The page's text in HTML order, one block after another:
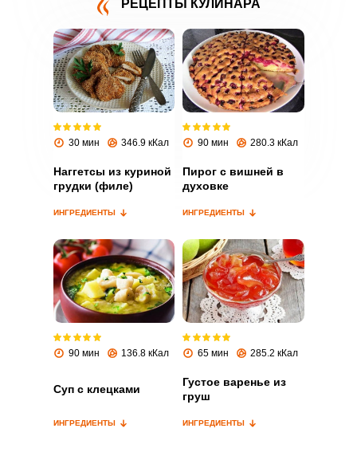
РЕЦЕПТЫ КУЛИНАРА
30 мин 346.9 кКал
Наггетсы из куриной
грудки (филе)
ИНГРЕДИЕНТЫ
90 мин 280.3 кКал
Пирог с вишней в
духовке
ИНГРЕДИЕНТЫ
90 мин 136.8 кКал
Суп с клецками
ИНГРЕДИЕНТЫ
65 мин 285.2 кКал
Густое варенье из
груш
ИНГРЕДИЕНТЫ
ВХОД НА САЙТ РЕГИСТРАЦИЯ
с помощью социальных сетей:
Запомнить меня
ВХОД
ЕЩЕ НЕ ЗАРЕГИСТРИРОВАННЫ?
Забыли пароль?